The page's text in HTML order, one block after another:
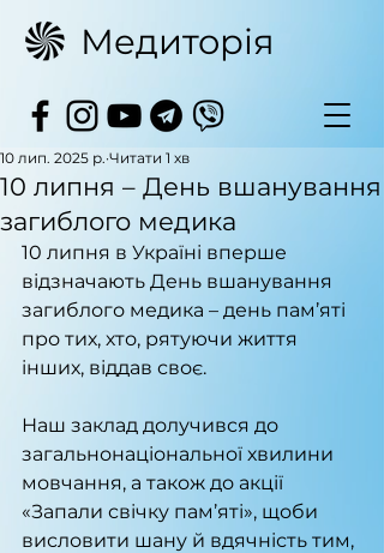
Медиторія
10 липня – День вшанування
загиблого медика
10 лип. 2025 р. Читати 1 хв
10 липня в Україні вперше
відзначають День вшанування
загиблого медика – день пам’яті
про тих, хто, рятуючи життя
інших, віддав своє.
Наш заклад долучився до
загальнонаціональної хвилини
мовчання, а також до акції
«Запали свічку пам’яті», щоби
висловити шану й вдячність тим,